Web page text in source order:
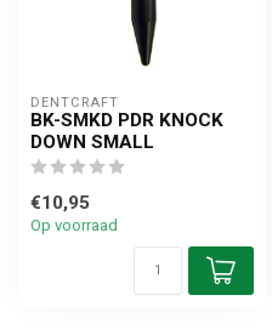
DENTCRAFT
BK-SMKD PDR KNOCK
DOWN SMALL
€10,95
Op voorraad